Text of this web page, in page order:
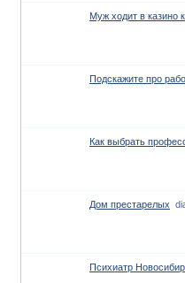
Муж ходит в казино
Подскажите про
Как выбрать
Дом престарелых
Психиатр